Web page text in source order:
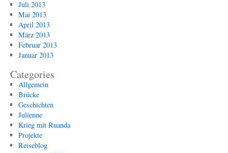
Juli 2013
Mai 2013
April 2013
März 2013
Februar 2013
Januar 2013
Categories
Allgemein
Brücke
Geschichten
Julienne
Krieg mit Ruanda
Projekte
Reiseblog